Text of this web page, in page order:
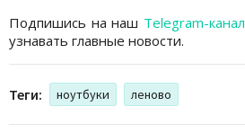
Подпишись на наш Telegram-канал
узнавать главные новости.
Теги: ноутбуки леново